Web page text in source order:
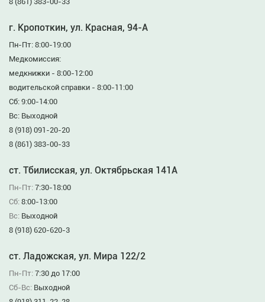
г. Кропоткин, ул. Красная, 94-А
Пн-Пт: 8:00-19:00
Медкомиссия:
медкнижки - 8:00-12:00
водительской справки - 8:00-11:00
Сб: 9:00-14:00
Вс: Выходной
8 (918) 091-20-20
8 (861) 383-00-33
ст. Тбилисская, ул. Октябрьская 141А
Пн-Пт: 7:30-18:00
Сб: 8:00-13:00
Вс: Выходной
8 (918) 620-620-3
ст. Ладожская, ул. Мира 122/2
Пн-Пт: 7:30 до 17:00
Сб-Вс: Выходной